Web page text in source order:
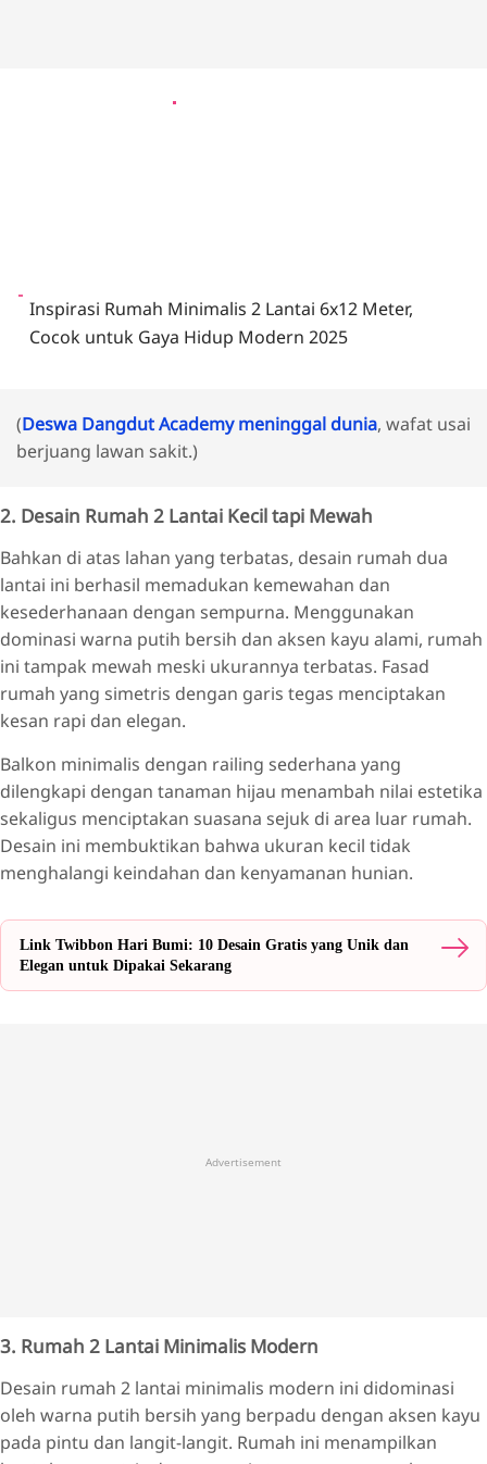
Inspirasi Rumah Minimalis 2 Lantai 6x12 Meter,
Cocok untuk Gaya Hidup Modern 2025
(Deswa Dangdut Academy meninggal dunia, wafat usai
berjuang lawan sakit.)
2. Desain Rumah 2 Lantai Kecil tapi Mewah
Bahkan di atas lahan yang terbatas, desain rumah dua
lantai ini berhasil memadukan kemewahan dan
kesederhanaan dengan sempurna. Menggunakan
dominasi warna putih bersih dan aksen kayu alami, rumah
ini tampak mewah meski ukurannya terbatas. Fasad
rumah yang simetris dengan garis tegas menciptakan
kesan rapi dan elegan.
Balkon minimalis dengan railing sederhana yang
dilengkapi dengan tanaman hijau menambah nilai estetika
sekaligus menciptakan suasana sejuk di area luar rumah.
Desain ini membuktikan bahwa ukuran kecil tidak
menghalangi keindahan dan kenyamanan hunian.
Link Twibbon Hari Bumi: 10 Desain Gratis yang Unik dan
Elegan untuk Dipakai Sekarang
Advertisement
3. Rumah 2 Lantai Minimalis Modern
Desain rumah 2 lantai minimalis modern ini didominasi
oleh warna putih bersih yang berpadu dengan aksen kayu
pada pintu dan langit-langit. Rumah ini menampilkan